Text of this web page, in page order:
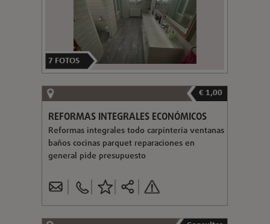
7 FOTOS
€ 1,00
REFORMAS INTEGRALES ECONÓMICOS
Reformas integrales todo carpintería ventanas
baños cocinas parquet reparaciones en
general pide presupuesto